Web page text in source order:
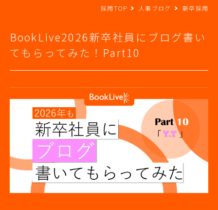
採用TOP 人事ブログ 新卒採用
BookLive2026新卒社員にブログ書い
てもらってみた！Part10